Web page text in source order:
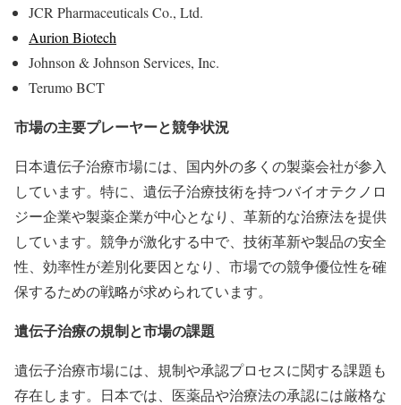
JCR Pharmaceuticals Co., Ltd.
Aurion Biotech
Johnson & Johnson Services, Inc.
Terumo BCT
市場の主要プレーヤーと競争状況
日本遺伝子治療市場には、国内外の多くの製薬会社が参入
しています。特に、遺伝子治療技術を持つバイオテクノロ
ジー企業や製薬企業が中心となり、革新的な治療法を提供
しています。競争が激化する中で、技術革新や製品の安全
性、効率性が差別化要因となり、市場での競争優位性を確
保するための戦略が求められています。
遺伝子治療の規制と市場の課題
遺伝子治療市場には、規制や承認プロセスに関する課題も
存在します。日本では、医薬品や治療法の承認には厳格な